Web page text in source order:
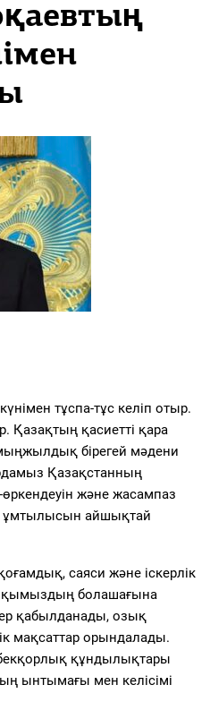
тұспа-тұс келіп отыр.
қасиетті қара
бірегей мәдени
Қазақстанның
және жасампаз
ұмтылысын айшықтай
саяси және іскерлік
болашағына
қабылданады, озық
мақсаттар орындалады.
құндылықтары
ынтымағы мен келісімі